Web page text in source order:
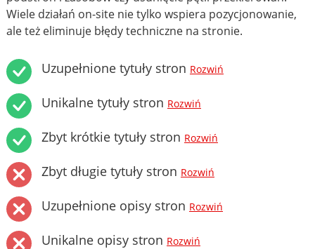
Wiele działań on-site nie tylko wspiera pozycjonowanie,
ale też eliminuje błędy techniczne na stronie.
Uzupełnione tytuły stron Rozwiń
Unikalne tytuły stron Rozwiń
Zbyt krótkie tytuły stron Rozwiń
Zbyt długie tytuły stron Rozwiń
Uzupełnione opisy stron Rozwiń
Unikalne opisy stron Rozwiń